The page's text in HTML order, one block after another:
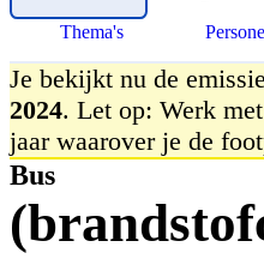
Thema's
Je bekijkt nu de
2024. Let op: Werk
jaar waarover je de
Bus